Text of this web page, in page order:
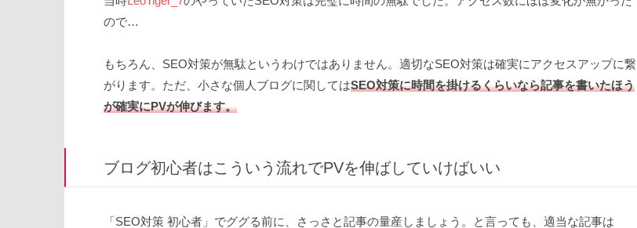
ので…
もちろん、SEO対策が無駄というわけではありません。適切なSEO対策は確実にアクセスアップに繋
がります。ただ、小さな個人ブログに関してはSEO対策に時間を掛けるくらいなら記事を書いたほう
が確実にPVが伸びます。
ブログ初心者はこういう流れでPVを伸ばしていけばいい
「SEO対策 初心者」でググる前に、さっさと記事の量産しましょう。と言っても、適当な記事は